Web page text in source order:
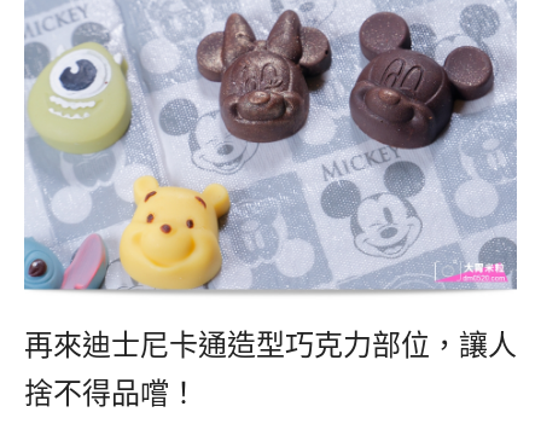
再來迪士尼卡通造型巧克力部位，讓人
捨不得品嚐！